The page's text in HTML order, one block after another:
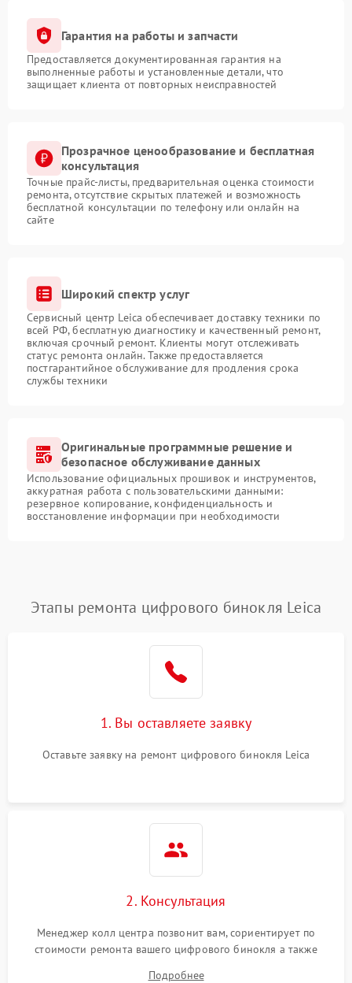
Гарантия на работы и запчасти
Предоставляется документированная гарантия на
выполненные работы и установленные детали, что
защищает клиента от повторных неисправностей
Прозрачное ценообразование и бесплатная
консультация
Точные прайс-листы, предварительная оценка стоимости
ремонта, отсутствие скрытых платежей и возможность
бесплатной консультации по телефону или онлайн на
сайте
Широкий спектр услуг
Сервисный центр Leica обеспечивает доставку техники по
всей РФ, бесплатную диагностику и качественный ремонт,
включая срочный ремонт. Клиенты могут отслеживать
статус ремонта онлайн. Также предоставляется
постгарантийное обслуживание для продления срока
службы техники
Оригинальные программные решение и
безопасное обслуживание данных
Использование официальных прошивок и инструментов,
аккуратная работа с пользовательскими данными:
резервное копирование, конфиденциальность и
восстановление информации при необходимости
Этапы ремонта цифрового бинокля Leica
1. Вы оставляете заявку
Оставьте заявку на ремонт цифрового бинокля Leica
2. Консультация
Менеджер колл центра позвонит вам, сориентирует по
стоимости ремонта вашего цифрового бинокля а также
Подробнее